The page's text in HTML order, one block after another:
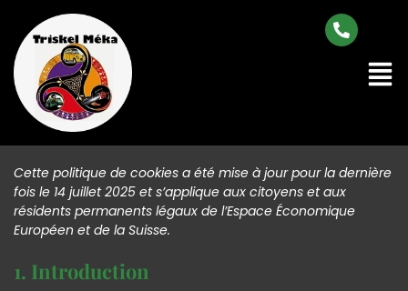
Cette politique de cookies a été mise à jour pour la dernière
fois le 14 juillet 2025 et s’applique aux citoyens et aux
résidents permanents légaux de l’Espace Économique
Européen et de la Suisse.
1. Introduction